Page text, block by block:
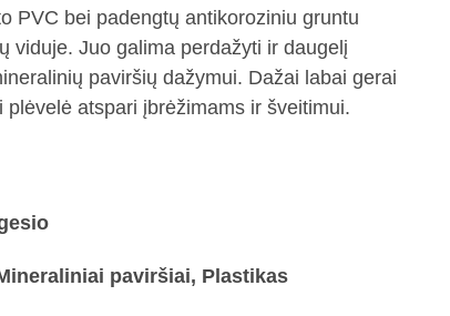
PVC bei padengtų antikoroziniu gruntu
viduje. Juo galima perdažyti ir daugelį
paviršių dažymui. Dažai labai gerai
atspari įbrėžimams ir šveitimui.
paviršiai, Plastikas